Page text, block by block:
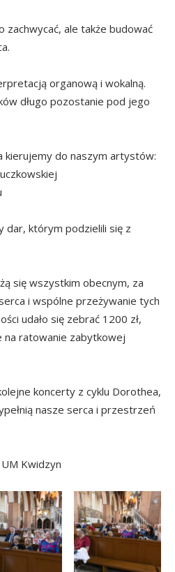
zachwycać, ale także budować
organową i wokalną.
długo pozostanie pod jego
kierujemy do naszym artystów:
dar, którym podzielili się z
się wszystkim obecnym, za
i wspólne przeżywanie tych
udało się zebrać 1200 zł,
ratowanie zabytkowej
koncerty z cyklu Dorothea,
nasze serca i przestrzeń
Kwidzyn